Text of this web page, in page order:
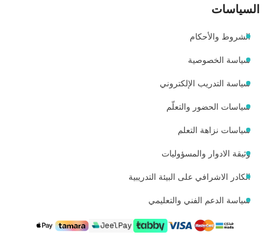
السياسات
الشروط والأحكام
سياسة الخصوصية
سياسة التدريب الإلكتروني
سياسات الحضور والتعلّم
سياسات نزاهة التعلم
وثيقة الادوار والمسؤوليات
الكادر الاشرافي على البيئة التدريبية
سياسة الدعم الفني والتعليمي